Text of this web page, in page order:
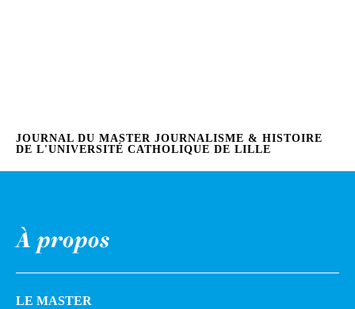
JOURNAL DU MASTER JOURNALISME & HISTOIRE
DE L'UNIVERSITÉ CATHOLIQUE DE LILLE
À propos
LE MASTER